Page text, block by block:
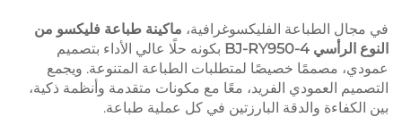
في مجال الطباعة الفليكسوغرافية، ماكينة طباعة فليكسو من
النوع الرأسي BJ-RY950-4
بكونه حلًا عالي الأداء بتصميم
عمودي، مصممًا خصيصًا لمتطلبات الطباعة المتنوعة. ويجمع
التصميم العمودي الفريد، معًا مع مكونات متقدمة وأنظمة ذكية،
بين الكفاءة والدقة البارزتين في كل عملية طباعة.